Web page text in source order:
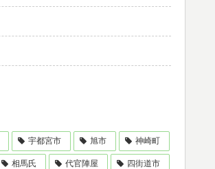
宇都宮市 旭市 神崎町
相馬氏 代官陣屋 四街道市